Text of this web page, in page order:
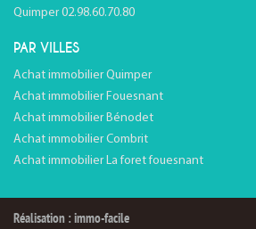
Quimper 02.98.60.70.80
PAR VILLES
Achat immobilier Quimper
Achat immobilier Fouesnant
Achat immobilier Bénodet
Achat immobilier Combrit
Achat immobilier La foret fouesnant
Réalisation : immo-facile